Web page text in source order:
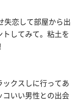
失恋して部屋から出
してみて。粘土を
ックスしに行ってあ
コいい男性との出会